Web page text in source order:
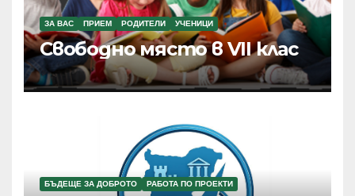
ЗА ВАС ПРИЕМ РОДИТЕЛИ УЧЕНИЦИ
Свободно място в VII клас
БЪДЕЩЕ ЗА ДОБРОТО РАБОТА ПО ПРОЕКТИ